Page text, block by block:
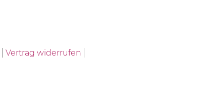
Vertrag widerrufen